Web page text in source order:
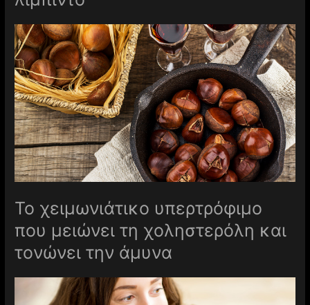
Το χειμωνιάτικο υπερτρόφιμο
που μειώνει τη χοληστερόλη και
τονώνει την άμυνα